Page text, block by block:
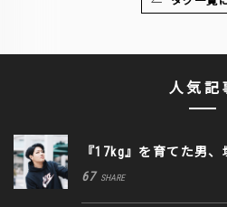
人気記
『17kg』を育てた男
67 SHARE